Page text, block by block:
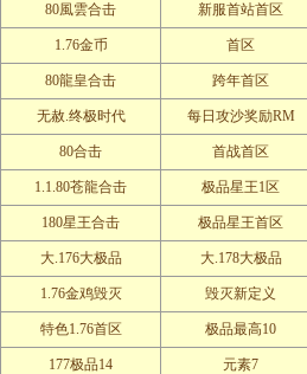
80風雲合击 新服首站首区
1.76金币 首区
80龍皇合击 跨年首区
无赦.终极时代 每日攻沙奖励RM
80合击 首战首区
1.1.80苍龍合击 极品星王1区
180星王合击 极品星王首区
大.176大极品 大.178大极品
1.76金鸡毁灭 毁灭新定义
特色1.76首区 极品最高10
177极品14 元素7